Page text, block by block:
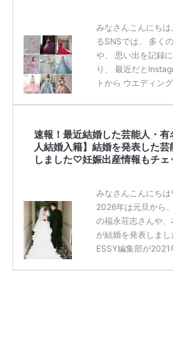
みなさんこんにち
るSNSでは、 多く
や、 思い出を記録
り、 最近だと
トから ウエディン
ンの 人気投票に参
は集計結果をリア
ます。 (※2025年8月
の女性がドレスに
速報！最近結婚した芸能人・
人結婚入籍】結婚を発表した
しました♡妊娠出産情報もチェ
みなさんこんにち
2026年は元旦から
の福永荘志さんや
が結婚を発表しま
ESSY編集部が2021